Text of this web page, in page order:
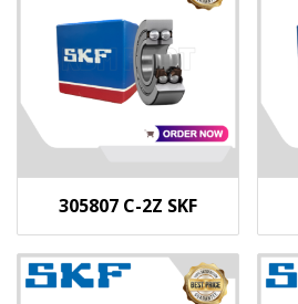
305807 C-2Z SKF